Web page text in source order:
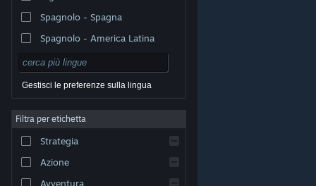
appartengono ai rispettivi proprietari negli Stati Uniti e
legali|
Steam| Rimborsi|
Spagnolo - Spagna
Spagnolo - America Latina
Gestisci le preferenze sulla lingua
Filtra per etichetta
Strategia
Azione
Avventura